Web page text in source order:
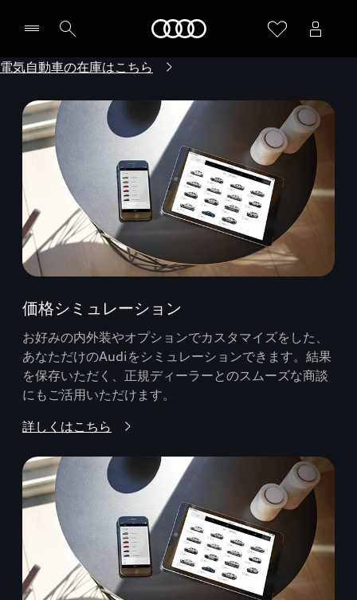
電気自動車の在庫はこちら
価格シミュレーション
お好みの内外装やオプションでカスタマイズをした、
あなただけのAudiをシミュレーションできます。結果
を保存いただく、正規ディーラーとのスムーズな商談
にもご活用いただけます。
詳しくはこちら